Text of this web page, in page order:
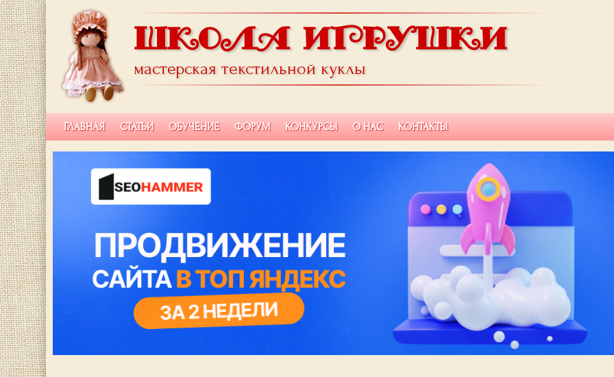
ШКОЛА ИГРУШКИ
мастерская текстильной куклы
ГЛАВНАЯ СТАТЬИ ОБУЧЕНИЕ ФОРУМ КОНКУРСЫ О НАС КОНТАКТЫ